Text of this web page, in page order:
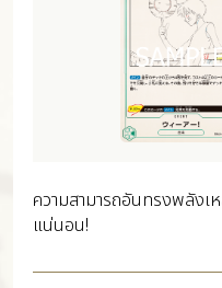
ความสามารถอันทรงพลังเ
แน่นอน!